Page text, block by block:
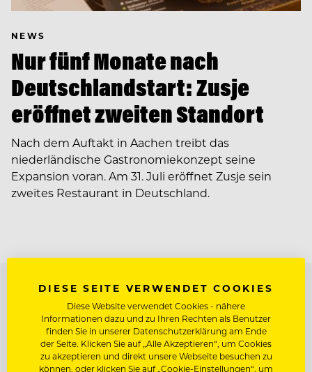
NEWS
Nur fünf Monate nach
Deutschlandstart: Zusje
eröffnet zweiten Standort
Nach dem Auftakt in Aachen treibt das
niederländische Gastronomiekonzept seine
Expansion voran. Am 31. Juli eröffnet Zusje sein
zweites Restaurant in Deutschland.
TOP ARBEITGEBER
DIESE SEITE VERWENDET COOKIES
Diese Website verwendet Cookies - nähere
Informationen dazu und zu Ihren Rechten als Benutzer
finden Sie in unserer Datenschutzerklärung am Ende
der Seite. Klicken Sie auf „Alle Akzeptieren“, um Cookies
zu akzeptieren und direkt unsere Webseite besuchen zu
können, oder klicken Sie auf „Cookie-Einstellungen“, um